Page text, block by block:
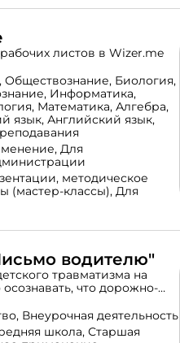
в себя собрания,
круг – это вы и ваша
посещение конференций,
организациям и
предлагаются
дней в неделе, стань моим
3+1) для анализа и
учителя
работы в рамках
для проведения
листов в Wizer.me
Обществознание, Биология,
Информатика,
Математика, Алгебра,
язык, Английский язык,
Для
методическое
(мастер-классы), Для
водителю"
травматизма на
что дорожно-
детей зачастую
безопасного
организовать акцию
шаблон конверта для
Внеурочная деятельность
школа, Старшая